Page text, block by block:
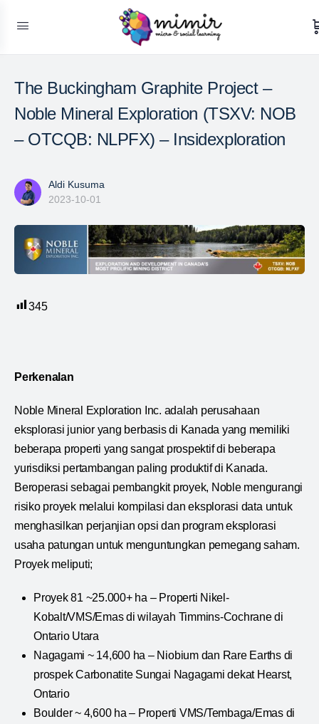
The Buckingham Graphite Project –
Noble Mineral Exploration (TSXV: NOB
– OTCQB: NLPFX) – Insidexploration
Aldi Kusuma
2023-10-01
345
Perkenalan
Noble Mineral Exploration Inc. adalah perusahaan
eksplorasi junior yang berbasis di Kanada yang memiliki
beberapa properti yang sangat prospektif di beberapa
yurisdiksi pertambangan paling produktif di Kanada.
Beroperasi sebagai pembangkit proyek, Noble mengurangi
risiko proyek melalui kompilasi dan eksplorasi data untuk
menghasilkan perjanjian opsi dan program eksplorasi
usaha patungan untuk menguntungkan pemegang saham.
Proyek meliputi;
Proyek 81 ~25.000+ ha – Properti Nikel-
Kobalt/VMS/Emas di wilayah Timmins-Cochrane di
Ontario Utara
Nagagami ~ 14,600 ha – Niobium dan Rare Earths di
prospek Carbonatite Sungai Nagagami dekat Hearst,
Ontario
Boulder ~ 4,600 ha – Properti VMS/Tembaga/Emas di